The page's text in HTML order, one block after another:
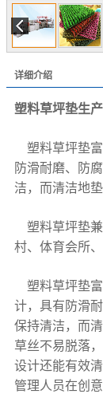
厂房
详细介绍
塑料草坪垫生
塑料草坪垫富
防滑耐磨、防
洁，而清洁地
塑料草坪垫兼
村、体育会所
塑料草坪垫富
计，具有防滑
保持清洁，而
草丝不易脱落
设计还能有效
管理人员在创